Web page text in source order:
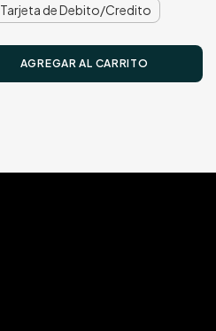
Tarjeta de Debito/Credito